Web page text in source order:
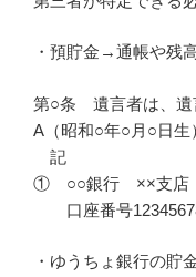
・預貯金→通帳や残
第○条 遺言者は、遺
A（昭和○年○月○日生
記
① ○○銀行 ××支店
口座番号
・ゆうちょ銀行の貯